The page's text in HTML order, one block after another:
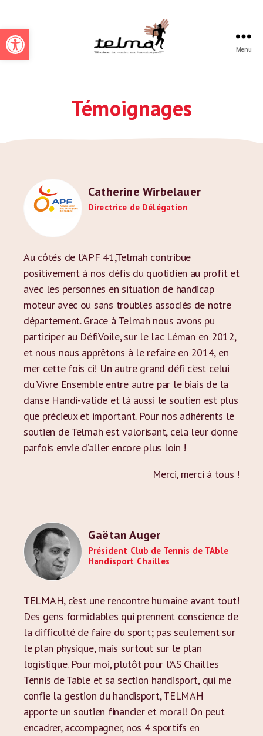
Ouvrir la barre d’outils
Menu
Témoignages
Catherine Wirbelauer
Directrice de Délégation
Au côtés de l’APF 41,Telmah contribue
positivement à nos défis du quotidien au profit et
avec les personnes en situation de handicap
moteur avec ou sans troubles associés de notre
département. Grace à Telmah nous avons pu
participer au DéfiVoile, sur le lac Léman en 2012,
et nous nous apprêtons à le refaire en 2014, en
mer cette fois ci! Un autre grand défi c’est celui
du Vivre Ensemble entre autre par le biais de la
danse Handi-valide et là aussi le soutien est plus
que précieux et important. Pour nos adhérents le
soutien de Telmah est valorisant, cela leur donne
parfois envie d’aller encore plus loin !
Merci, merci à tous !
Gaëtan Auger
Président Club de Tennis de TAble
Handisport Chailles
TELMAH, c’est une rencontre humaine avant tout!
Des gens formidables qui prennent conscience de
la difficulté de faire du sport; pas seulement sur
le plan physique, mais surtout sur le plan
logistique. Pour moi, plutôt pour l’AS Chailles
Tennis de Table et sa section handisport, qui me
confie la gestion du handisport, TELMAH
apporte un soutien financier et moral! On peut
encadrer, accompagner, nos 4 sportifs en